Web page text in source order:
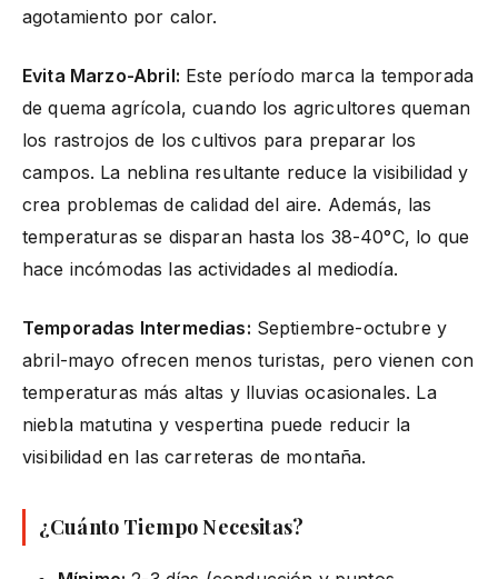
agotamiento por calor.
Evita Marzo-Abril: Este período marca la temporada
de quema agrícola, cuando los agricultores queman
los rastrojos de los cultivos para preparar los
campos. La neblina resultante reduce la visibilidad y
crea problemas de calidad del aire. Además, las
temperaturas se disparan hasta los 38-40°C, lo que
hace incómodas las actividades al mediodía.
Temporadas Intermedias: Septiembre-octubre y
abril-mayo ofrecen menos turistas, pero vienen con
temperaturas más altas y lluvias ocasionales. La
niebla matutina y vespertina puede reducir la
visibilidad en las carreteras de montaña.
¿Cuánto Tiempo Necesitas?